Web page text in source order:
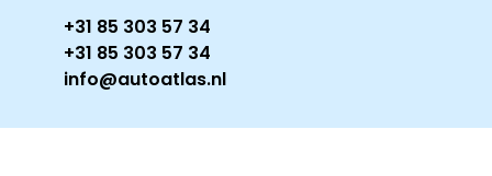
+31 85 303 57 34
+31 85 303 57 34
info@autoatlas.nl